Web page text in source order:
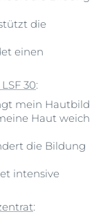
die
einen
30:
mein Hautbild
Haut weich
die Bildung
intensive
: